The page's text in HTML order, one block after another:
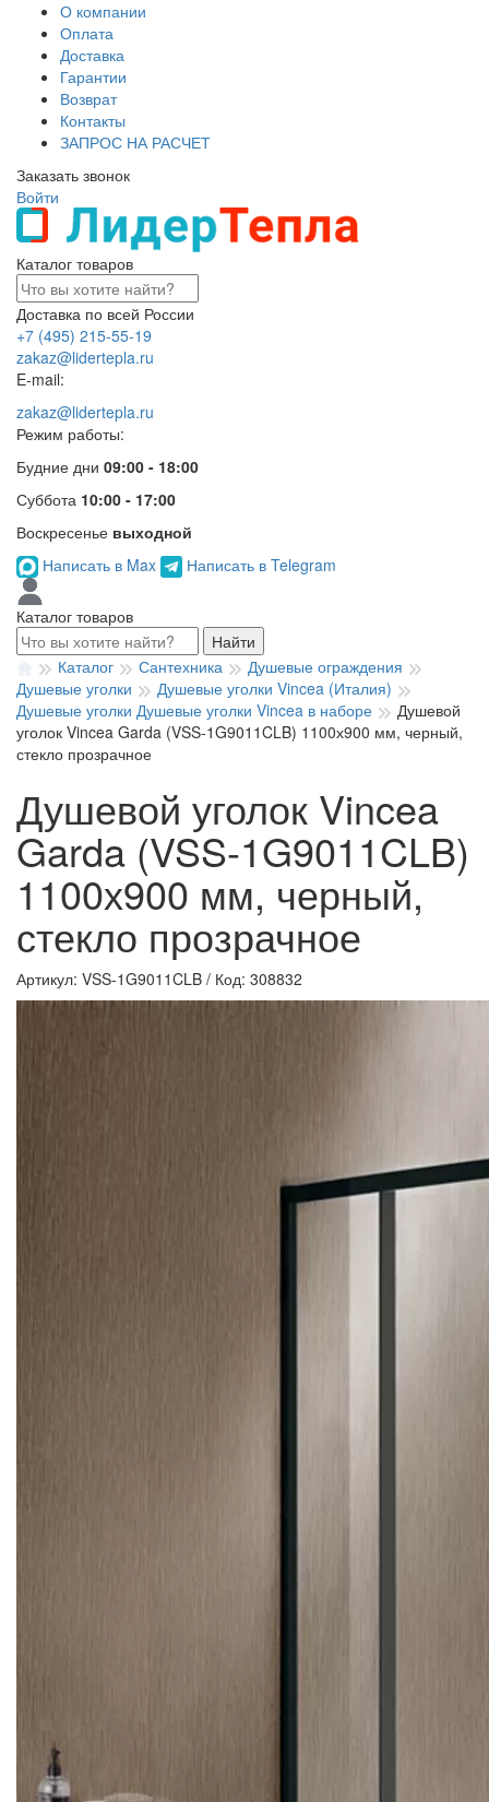
О компании
Оплата
Доставка
Гарантии
Возврат
Контакты
ЗАПРОС НА РАСЧЕТ
Заказать звонок
Войти
Каталог товаров
Доставка по всей России
+7 (495) 215-55-19
zakaz@lidertepla.ru
E-mail:
zakaz@lidertepla.ru
Режим работы:
Будние дни 09:00 - 18:00
Суббота 10:00 - 17:00
Воскресенье выходной
Написать в Max
Написать в Telegram
Каталог товаров
Найти
Каталог
Сантехника
Душевые ограждения
Душевые уголки
Душевые уголки Vincea (Италия)
Душевые уголки Душевые уголки Vincea в наборе
Душевой
уголок Vincea Garda (VSS-1G9011CLB) 1100х900 мм, черный,
стекло прозрачное
Душевой уголок Vincea
Garda (VSS-1G9011CLB)
1100х900 мм, черный,
стекло прозрачное
Артикул: VSS-1G9011CLB / Код: 308832